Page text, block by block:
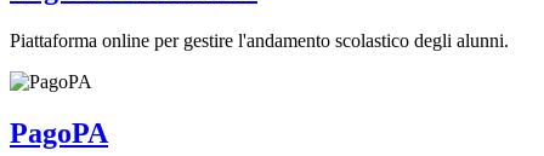
Piattaforma online per gestire l'andamento scolastico degli alunni.
PagoPA